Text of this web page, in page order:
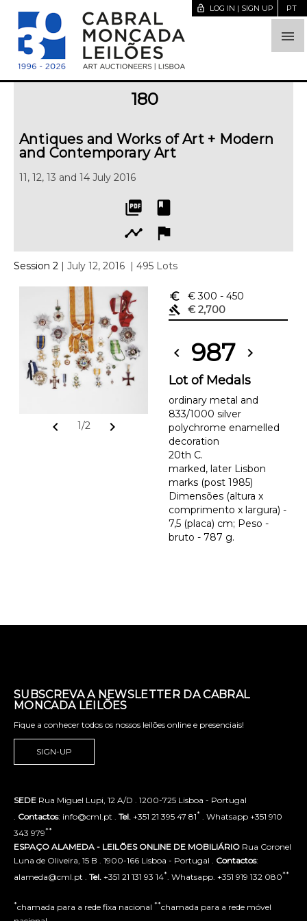

lock_open LOG IN | SIGN UP PT
180
Antiques and Works of Art + Modern
and Contemporary Art
11, 12, 13 and 14 July 2016
picture_as_pdf
book
timeline
flag
Session 2 | July 12, 2016 | 495 Lots
chevron_left 1/2 chevron_right
euro_symbol € 300 - 450
gavel
€ 2,700
chevron_left 987 chevron_right
Lot of Medals
ordinary metal and
833/1000 silver
polychrome enamelled
decoration
20th C.
marked, later Lisbon
marks (post 1985)
Dimensões (altura x
comprimento x largura) -
7,5 (placa) cm; Peso -
bruto - 787 g.
SUBSCREVA A NEWSLETTER DA CABRAL
MONCADA LEILÕES
Fique a conhecer todos os nossos leilões online e presenciais!
SIGN-UP
SEDE Rua Miguel Lupi, 12 A/D . 1200-725 Lisboa - Portugal
Contactos: info@cml.pt . Tel. +351 21 395 47 81* . Whatsapp +351 910
343 979**
ESPAÇO ALAMEDA - LEILÕES ONLINE DE MOBILIÁRIO Rua Coronel
Luna de Oliveira, 15 B . 1900-166 Lisboa - Portugal . Contactos:
alameda@cml.pt . Tel. +351 21 131 93 14* . Whatsapp. +351 919 132 080**
*chamada para a rede fixa nacional **chamada para a rede móvel